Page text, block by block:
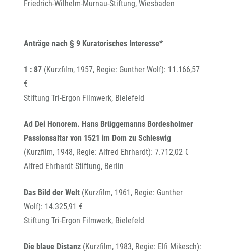
Friedrich-Wilhelm-Murnau-Stiftung, Wiesbaden
Anträge nach § 9 Kuratorisches Interesse*
1 : 87 (Kurzfilm, 1957, Regie: Gunther Wolf): 11.166,57
€
Stiftung Tri-Ergon Filmwerk, Bielefeld
Ad Dei Honorem. Hans Brüggemanns Bordesholmer
Passionsaltar von 1521 im Dom zu Schleswig
(Kurzfilm, 1948, Regie: Alfred Ehrhardt): 7.712,02 €
Alfred Ehrhardt Stiftung, Berlin
Das Bild der Welt (Kurzfilm, 1961, Regie: Gunther
Wolf): 14.325,91 €
Stiftung Tri-Ergon Filmwerk, Bielefeld
Die blaue Distanz (Kurzfilm, 1983, Regie: Elfi Mikesch):